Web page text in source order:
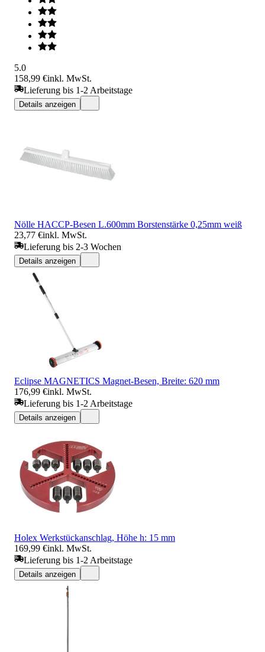
5.0
158,99 €inkl. MwSt.
Lieferung bis 1-2 Arbeitstage
Details anzeigen
Nölle HACCP-Besen L.600mm Borstenstärke 0,25mm weiß
23,77 €inkl. MwSt.
Lieferung bis 2-3 Wochen
Details anzeigen
Eclipse MAGNETICS Magnet-Besen, Breite: 620 mm
176,99 €inkl. MwSt.
Lieferung bis 1-2 Arbeitstage
Details anzeigen
Holex Werkstückanschlag, Höhe h: 15 mm
169,99 €inkl. MwSt.
Lieferung bis 1-2 Arbeitstage
Details anzeigen